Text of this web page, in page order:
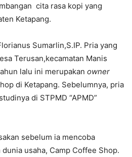
cita rasa kopi yang
Ketapang.
Sumarlin,S.IP. Pria yang
Terusan,kecamatan Manis
lalu ini merupakan owner
di Ketapang. Sebelumnya, pria
di STPMD “APMD”
sebelum ia mencoba
usaha, Camp Coffee Shop.